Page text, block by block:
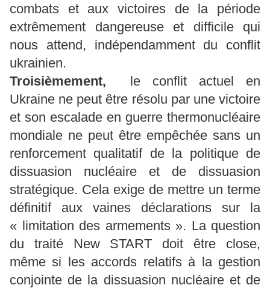
combats et aux victoires de la période
extrêmement dangereuse et difficile qui
nous attend, indépendamment du conflit
ukrainien.
Troisièmement,
le conflit actuel en
Ukraine ne peut être résolu par une victoire
et son escalade en guerre thermonucléaire
mondiale ne peut être empêchée sans un
renforcement qualitatif de la politique de
dissuasion nucléaire et de dissuasion
stratégique. Cela exige de mettre un terme
définitif aux vaines déclarations sur la
« limitation des armements ». La question
du traité New START doit être close,
même si les accords relatifs à la gestion
conjointe de la dissuasion nucléaire et de